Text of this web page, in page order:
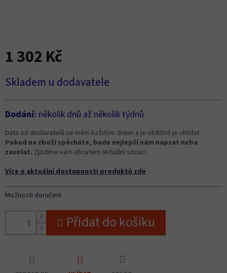
1 302 Kč
cena:
Skladem u dodavatele
Dodání: několik dnů až několik týdnů
Data od dodavatelů se mění každým dnem a je obtížné je uhlídat.
Pokud na zboží spěcháte, bude nejlepší nám napsat nebo
zavolat. Zjistíme vám obratem aktuální situaci.
Více o aktuální dostupnosti produktů zde
Možnosti doručení
Přidat do košíku